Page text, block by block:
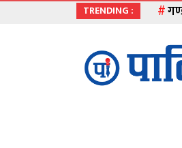
TRENDING :